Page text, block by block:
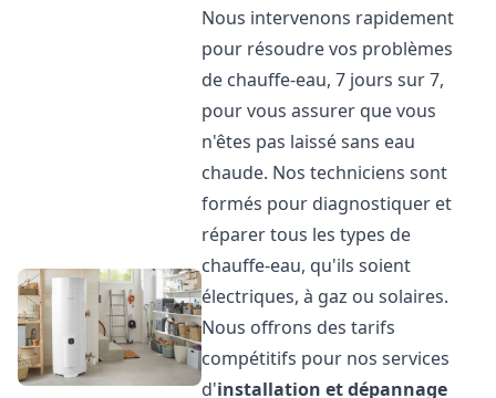
Nous intervenons rapidement
pour résoudre vos problèmes
de chauffe-eau, 7 jours sur 7,
pour vous assurer que vous
n'êtes pas laissé sans eau
chaude. Nos techniciens sont
formés pour diagnostiquer et
réparer tous les types de
chauffe-eau, qu'ils soient
électriques, à gaz ou solaires.
Nous offrons des tarifs
compétitifs pour nos services
d'installation et dépannage